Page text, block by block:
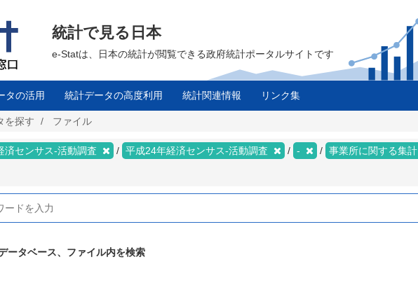
統計で見る日本
e-Statは、日本の統計が閲覧できる政府統計ポータルサイトです
タの活用 統計データの高度利用 統計関連情報 リンク集
を探す ファイル
済センサス‐活動調査 平成24年経済センサス‐活動調査 - 事業所に関する集計
ータベース、ファイル内を検索